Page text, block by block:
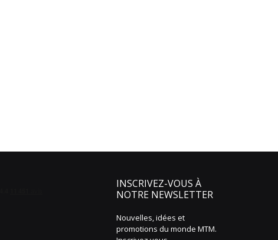
INSCRIVEZ-VOUS À
NOTRE NEWSLETTER
Nouvelles, idées et
promotions du monde MTM.